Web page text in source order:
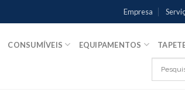
Empresa
CONSUMÍVEIS EQUIPAMENTOS